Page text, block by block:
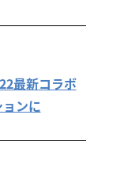
最新コラボ
ンに